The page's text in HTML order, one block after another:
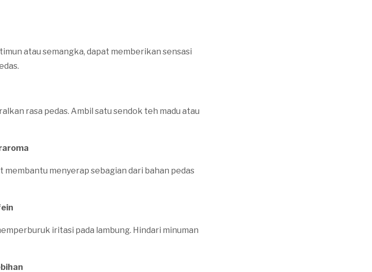
atau semangka, dapat memberikan sensasi
rasa pedas. Ambil satu sendok teh madu atau
menyerap sebagian dari bahan pedas
iritasi pada lambung. Hindari minuman